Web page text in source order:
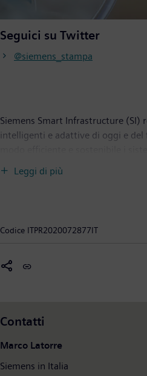
Seguici su Twitter
@siemens_stampa
Siemens Smart Infrastructure (SI)
intelligenti e adattive di oggi e
sfide globali legate
i propri clienti a prosperare e le
hanno cura delle persone e del
Leggi di più
Codice ITPR2020072877IT
Contatti
Marco Latorre
Siemens in Italia